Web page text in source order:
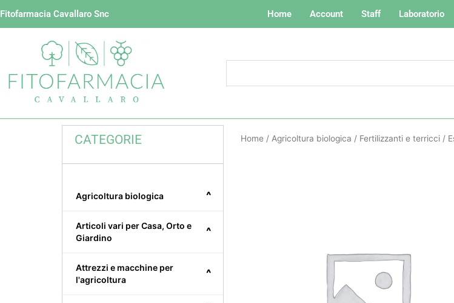
Vai
Fitofarmacia Cavallaro Snc Home Account Staff Laboratorio
CATEGORIE
^
Agricoltura biologica
^
Articoli vari per Casa, Orto e
Giardino
^
Attrezzi e macchine per
l'agricoltura
Home / Agricoltura biologica / Fertilizzanti e terricci /